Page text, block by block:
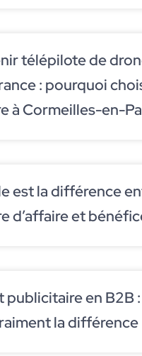
télépilote de
: pourquoi
à Cormeilles-en-
est la différence
d’affaire et
publicitaire en B2B
la différence